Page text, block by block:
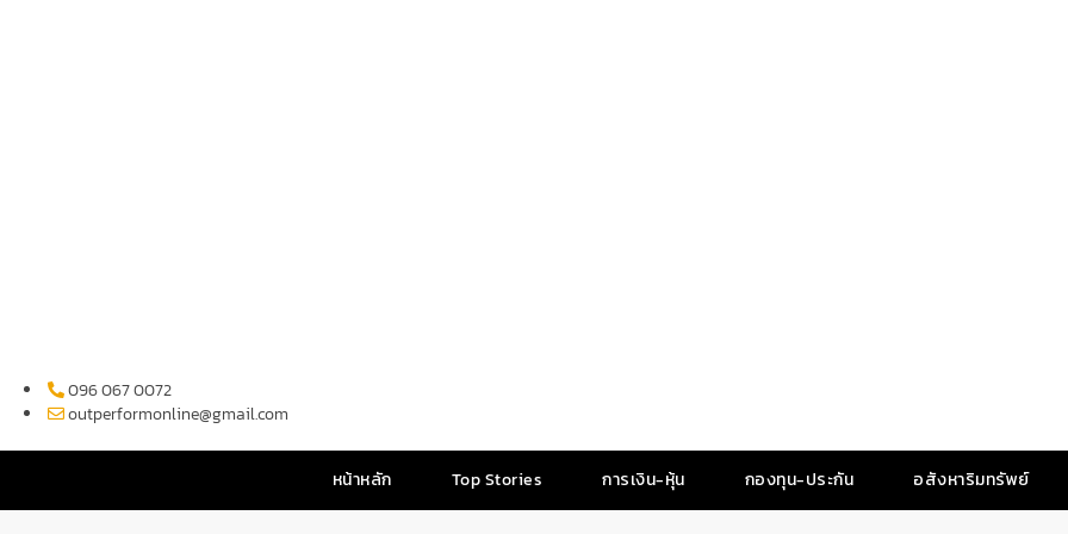
096 067 0072
outperformonline@gmail.com
หน้าหลัก Top Stories การเงิน-หุ้น กองทุน-ประกัน อสังหาริมทรัพย์